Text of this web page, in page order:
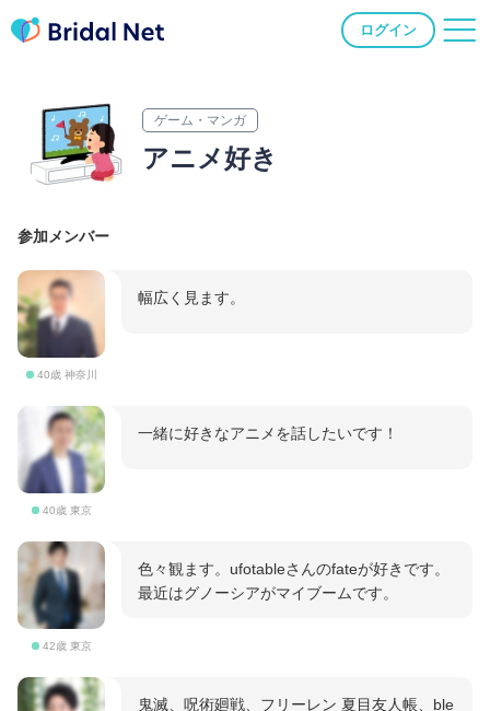
ログイン
ゲーム・マンガ
アニメ好き
参加メンバー
40歳 神奈川
幅広く見ます。
40歳 東京
一緒に好きなアニメを話したいです！
42歳 東京
色々観ます。ufotableさんのfateが好きです。
最近はグノーシアがマイブームです。
鬼滅、呪術廻戦、フリーレン 夏目友人帳、ble